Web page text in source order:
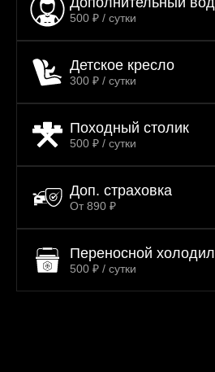
500 ₽ / сутки
Детское кресло
300 ₽ / сутки
Походный столик
500 ₽ / сутки
Доп. страховка
От 890 ₽
Переносной
500 ₽ / сутки